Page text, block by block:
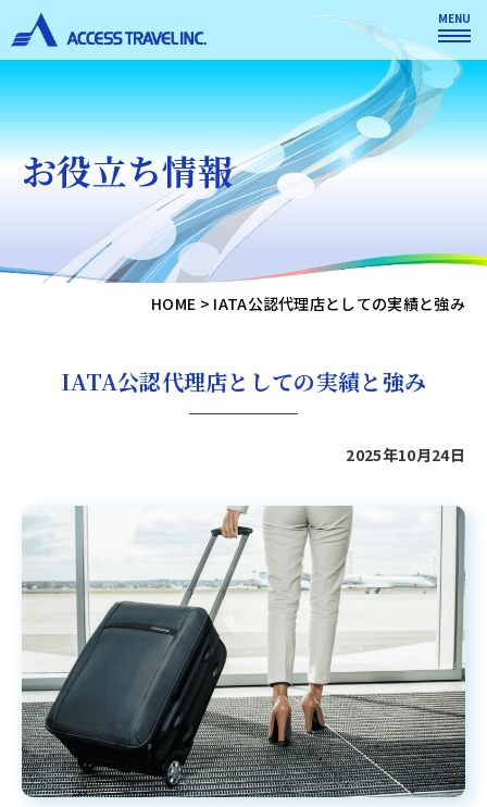
MENU
お役立ち情報
HOME > IATA公認代理店としての実績と強み
IATA公認代理店としての実績と強み
2025年10月24日